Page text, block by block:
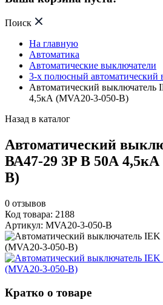
Поиск
На главную
Автоматика
Автоматические выключатели
3-х полюсный автоматический
Автоматический
4,5кА (MVA20-3-050-B)
Назад в каталог
Автоматический
ВА47-29 3P B 50А
B)
0 отзывов
Код товара: 2188
Артикул: MVA20-3-050-B
Кратко о товаре